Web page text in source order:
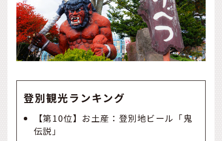
登別観光ランキング
【第10位】お土産：登別地ビール「鬼
伝説」